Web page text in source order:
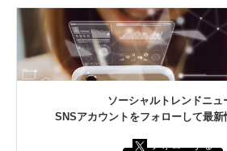
ソーシャルトレンドニュ
SNSアカウントをフォローして最新
フォローする